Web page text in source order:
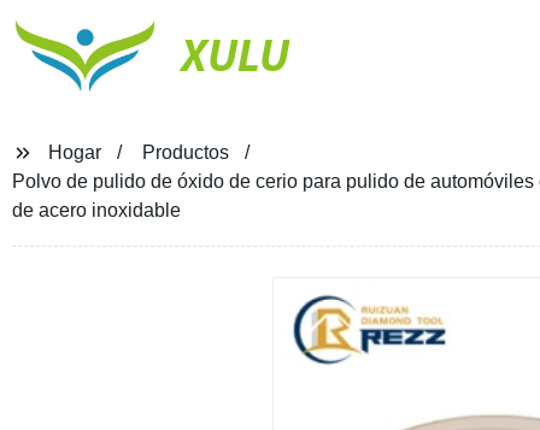
XULU
Hogar
Productos
Polvo de pulido de óxido de cerio para pulido de
de acero inoxidable